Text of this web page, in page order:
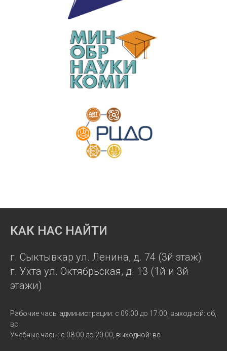
КАК НАС НАЙТИ
г. Сыктывкар ул. Ленина, д. 74 (3й этаж)
г. Ухта ул. Октябрьская, д. 13 (1й и 3й
этажи)
Рабочие часы администрации: с 09:00 до 17:00, выходной: сб,
вс
Учебные часы: с 08:00 до 20:00, выходной: вс